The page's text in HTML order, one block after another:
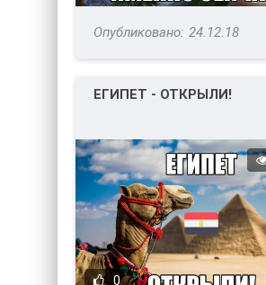
24.12.18
ЕГИПЕТ - ОТКРЫЛИ!
0